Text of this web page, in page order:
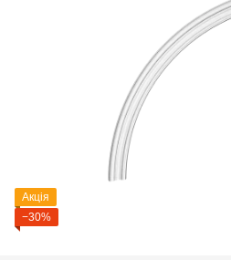
Акція
−30%